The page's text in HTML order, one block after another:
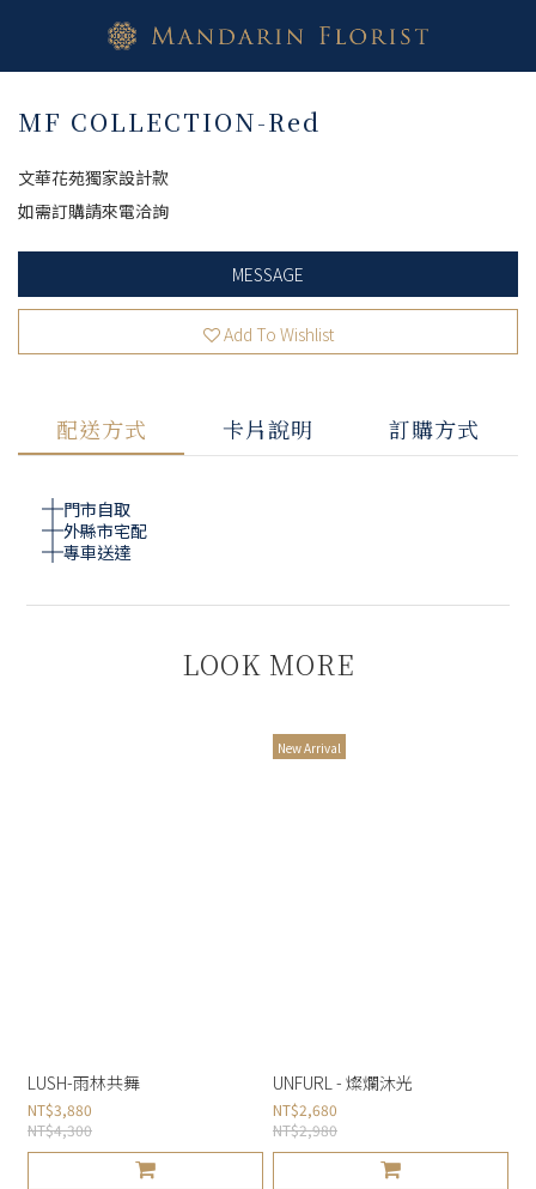
MF COLLECTION-Red
文華花苑獨家設計款
如需訂購請來電洽詢
MESSAGE
Add To Wishlist
配送方式 卡片說明 訂購方式
門市自取
外縣市宅配
專車送達
LOOK MORE
LUSH-雨林共舞
NT$3,880
NT$4,300
New Arrival
UNFURL - 燦爛沐光
NT$2,680
NT$2,980